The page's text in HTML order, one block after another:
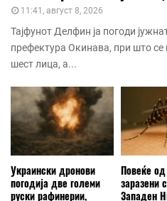
11:41, август 8, 2026
Тајфунот Делфин ја погоди
префектура Окинава, при што се
шест лица, а...
Украински дронови
погодија две големи
руски рафинерии,
Повеќе
заразени
Западен